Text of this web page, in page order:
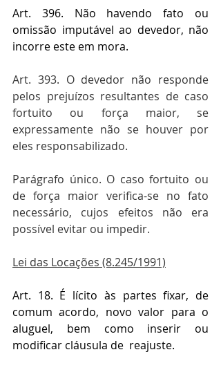
Art. 396. Não havendo fato ou
omissão imputável ao devedor, não
incorre este em mora.
Art. 393. O devedor não responde
pelos prejuízos resultantes de caso
fortuito ou força maior, se
expressamente não se houver por
eles responsabilizado.
Parágrafo único. O caso fortuito ou
de força maior verifica-se no fato
necessário, cujos efeitos não era
possível evitar ou impedir.
Lei das Locações (8.245/1991)
Art. 18. É lícito às partes fixar, de
comum acordo, novo valor para o
aluguel, bem como inserir ou
modificar cláusula de  reajuste.